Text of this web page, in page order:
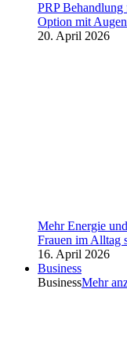
PRP
Option mit
20. April 2026
Mehr Energie
Frauen im Alltag
16. April 2026
Business
BusinessMehr